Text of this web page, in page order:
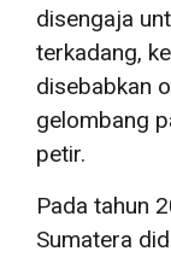
disengaja
terkadang,
disebabkan
gelombang
petir.
Pada tahun
Sumatera